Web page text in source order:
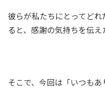
彼らが私たちにとってど
ると、感謝の気持ちを伝え
そこで、今回は「いつも